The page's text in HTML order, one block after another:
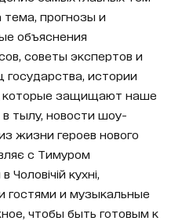
тема, прогнозы и
объяснения
советы экспертов и
истории
которые защищают наше
тылу, новости шоу-
жизни героев нового
с Тимуром
кухні,
гостями и музыкальные
чтобы быть готовым к